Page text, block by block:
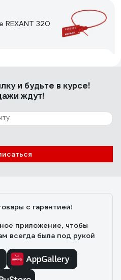
REXANT 320
ЕВРОПАРТНЕР
10.06.2025
и будьте в курсе!
ждут!
с гарантией!
приложение, чтобы
всегда была под рукой